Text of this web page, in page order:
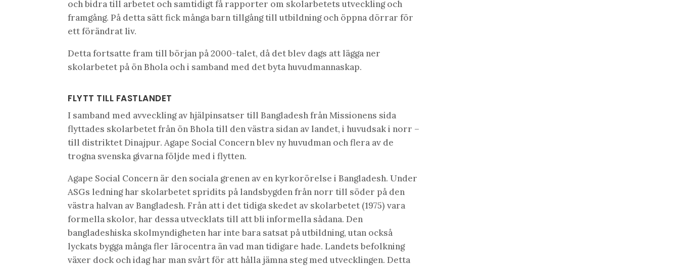
och bidra till arbetet och samtidigt få rapporter om skolarbetets utveckling och
framgång. På detta sätt fick många barn tillgång till utbildning och öppna dörrar för
ett förändrat liv.
Detta fortsatte fram till början på 2000-talet, då det blev dags att lägga ner
skolarbetet på ön Bhola och i samband med det byta huvudmannaskap.
FLYTT TILL FASTLANDET
I samband med avveckling av hjälpinsatser till Bangladesh från Missionens sida
flyttades skolarbetet från ön Bhola till den västra sidan av landet, i huvudsak i norr –
till distriktet Dinajpur. Agape Social Concern blev ny huvudman och flera av de
trogna svenska givarna följde med i flytten.
Agape Social Concern är den sociala grenen av en kyrkorörelse i Bangladesh. Under
ASGs ledning har skolarbetet spridits på landsbygden från norr till söder på den
västra halvan av Bangladesh. Från att i det tidiga skedet av skolarbetet (1975) vara
formella skolor, har dessa utvecklats till att bli informella sådana. Den
bangladeshiska skolmyndigheten har inte bara satsat på utbildning, utan också
lyckats bygga många fler lärocentra än vad man tidigare hade. Landets befolkning
växer dock och idag har man svårt för att hålla jämna steg med utvecklingen. Detta